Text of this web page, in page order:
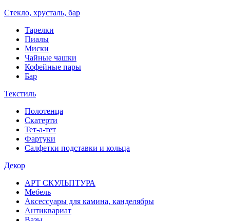
Стекло, хрусталь, бар
Тарелки
Пиалы
Миски
Чайные чашки
Кофейные пары
Бар
Текстиль
Полотенца
Скатерти
Тет-а-тет
Фартуки
Салфетки подставки и кольца
Декор
АРТ СКУЛЬПТУРА
Мебель
Аксессуары для камина, канделябры
Антиквариат